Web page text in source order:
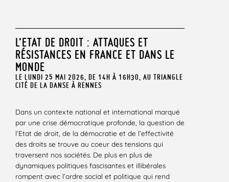
L’ETAT DE DROIT : ATTAQUES ET
RÉSISTANCES EN FRANCE ET DANS LE
MONDE
LE LUNDI 25 MAI 2026, DE 14H À 16H30, AU TRIANGLE
CITÉ DE LA DANSE À RENNES
Dans un contexte national et international marqué
par une crise démocratique profonde, la question de
l’Etat de droit, de la démocratie et de l’effectivité
des droits se trouve au coeur des tensions qui
traversent nos sociétés. De plus en plus de
dynamiques politiques fascisantes et illibérales
rompent avec l’ordre social et politique qui rend